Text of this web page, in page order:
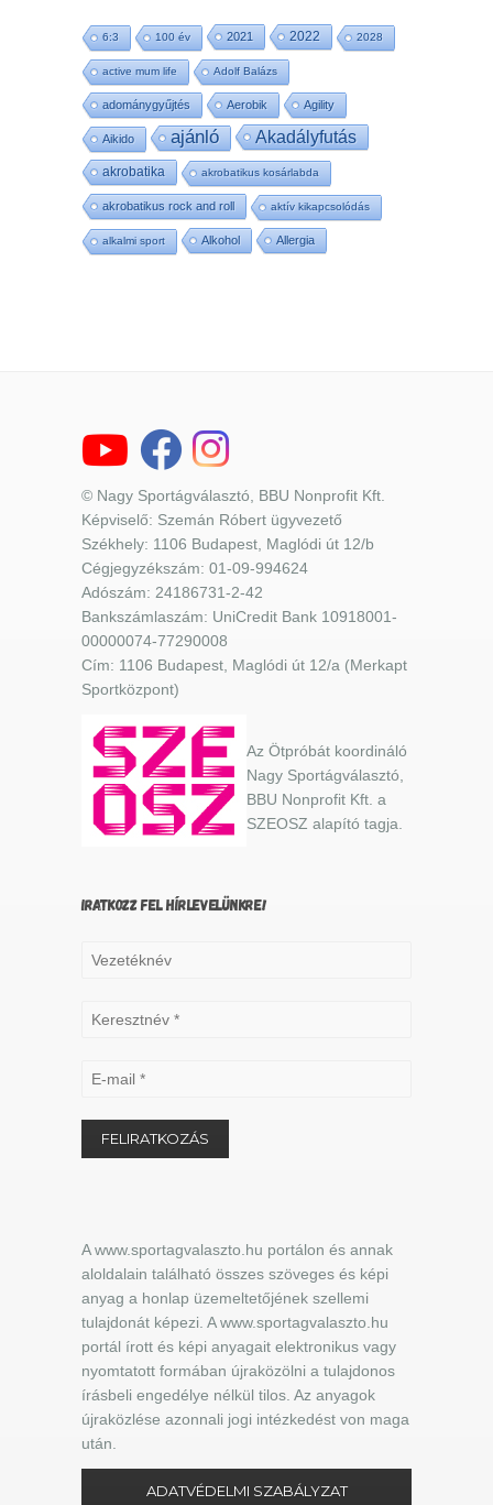
6:3 100 év 2021 2022 2028
active mum life Adolf Balázs
adománygyűjtés Aerobik Agility
Aikido ajánló Akadályfutás
akrobatika akrobatikus kosárlabda
akrobatikus rock and roll aktív kikapcsolódás
alkalmi sport Alkohol Allergia
© Nagy Sportágválasztó, BBU Nonprofit Kft.
Képviselő: Szemán Róbert ügyvezető
Székhely: 1106 Budapest, Maglódi út 12/b
Cégjegyzékszám: 01-09-994624
Adószám: 24186731-2-42
Bankszámlaszám: UniCredit Bank 10918001-
00000074-77290008
Cím: 1106 Budapest, Maglódi út 12/a (Merkapt
Sportközpont)
Az Ötpróbát koordináló
Nagy Sportágválasztó,
BBU Nonprofit Kft. a
SZEOSZ alapító tagja.
IRATKOZZ FEL HÍRLEVELÜNKRE!
A www.sportagvalaszto.hu portálon és annak
aloldalain található összes szöveges és képi
anyag a honlap üzemeltetőjének szellemi
tulajdonát képezi. A www.sportagvalaszto.hu
portál írott és képi anyagait elektronikus vagy
nyomtatott formában újraközölni a tulajdonos
írásbeli engedélye nélkül tilos. Az anyagok
újraközlése azonnali jogi intézkedést von maga
után.
ADATVÉDELMI SZABÁLYZAT